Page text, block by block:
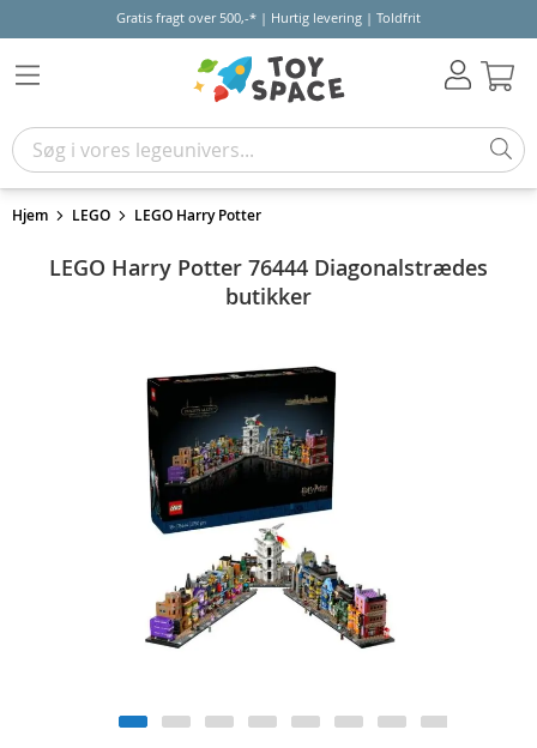
Gratis fragt over 500,-* | Hurtig levering | Toldfrit
Hjem LEGO LEGO Harry Potter
LEGO Harry Potter 76444 Diagonalstrædes
butikker